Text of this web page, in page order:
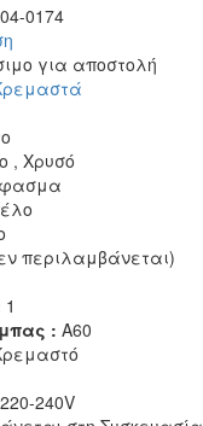
0174
για αποστολή
, Χρυσό
περιλαμβάνεται)
1
: A60
240V